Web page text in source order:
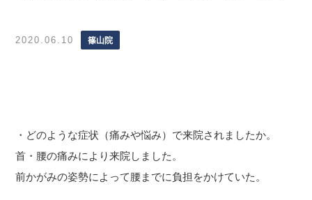
2020.06.10 篠山院
・どのような症状（痛みや悩み）で来院されましたか。
首・腰の痛みにより来院しました。
前かがみの姿勢によって腰までに負担をかけていた。